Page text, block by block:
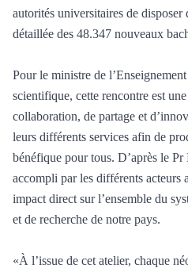
autorités universitaires de disposer
détaillée des 48.347 nouveaux
Pour le ministre de
scientifique, cette rencontre est
collaboration, de partage et
leurs différents services afin de
bénéfique pour tous. D’après le
accompli par les différents acteurs
impact direct sur l’ensemble du
et de recherche de notre pays.
«À l’issue de cet atelier, chaque